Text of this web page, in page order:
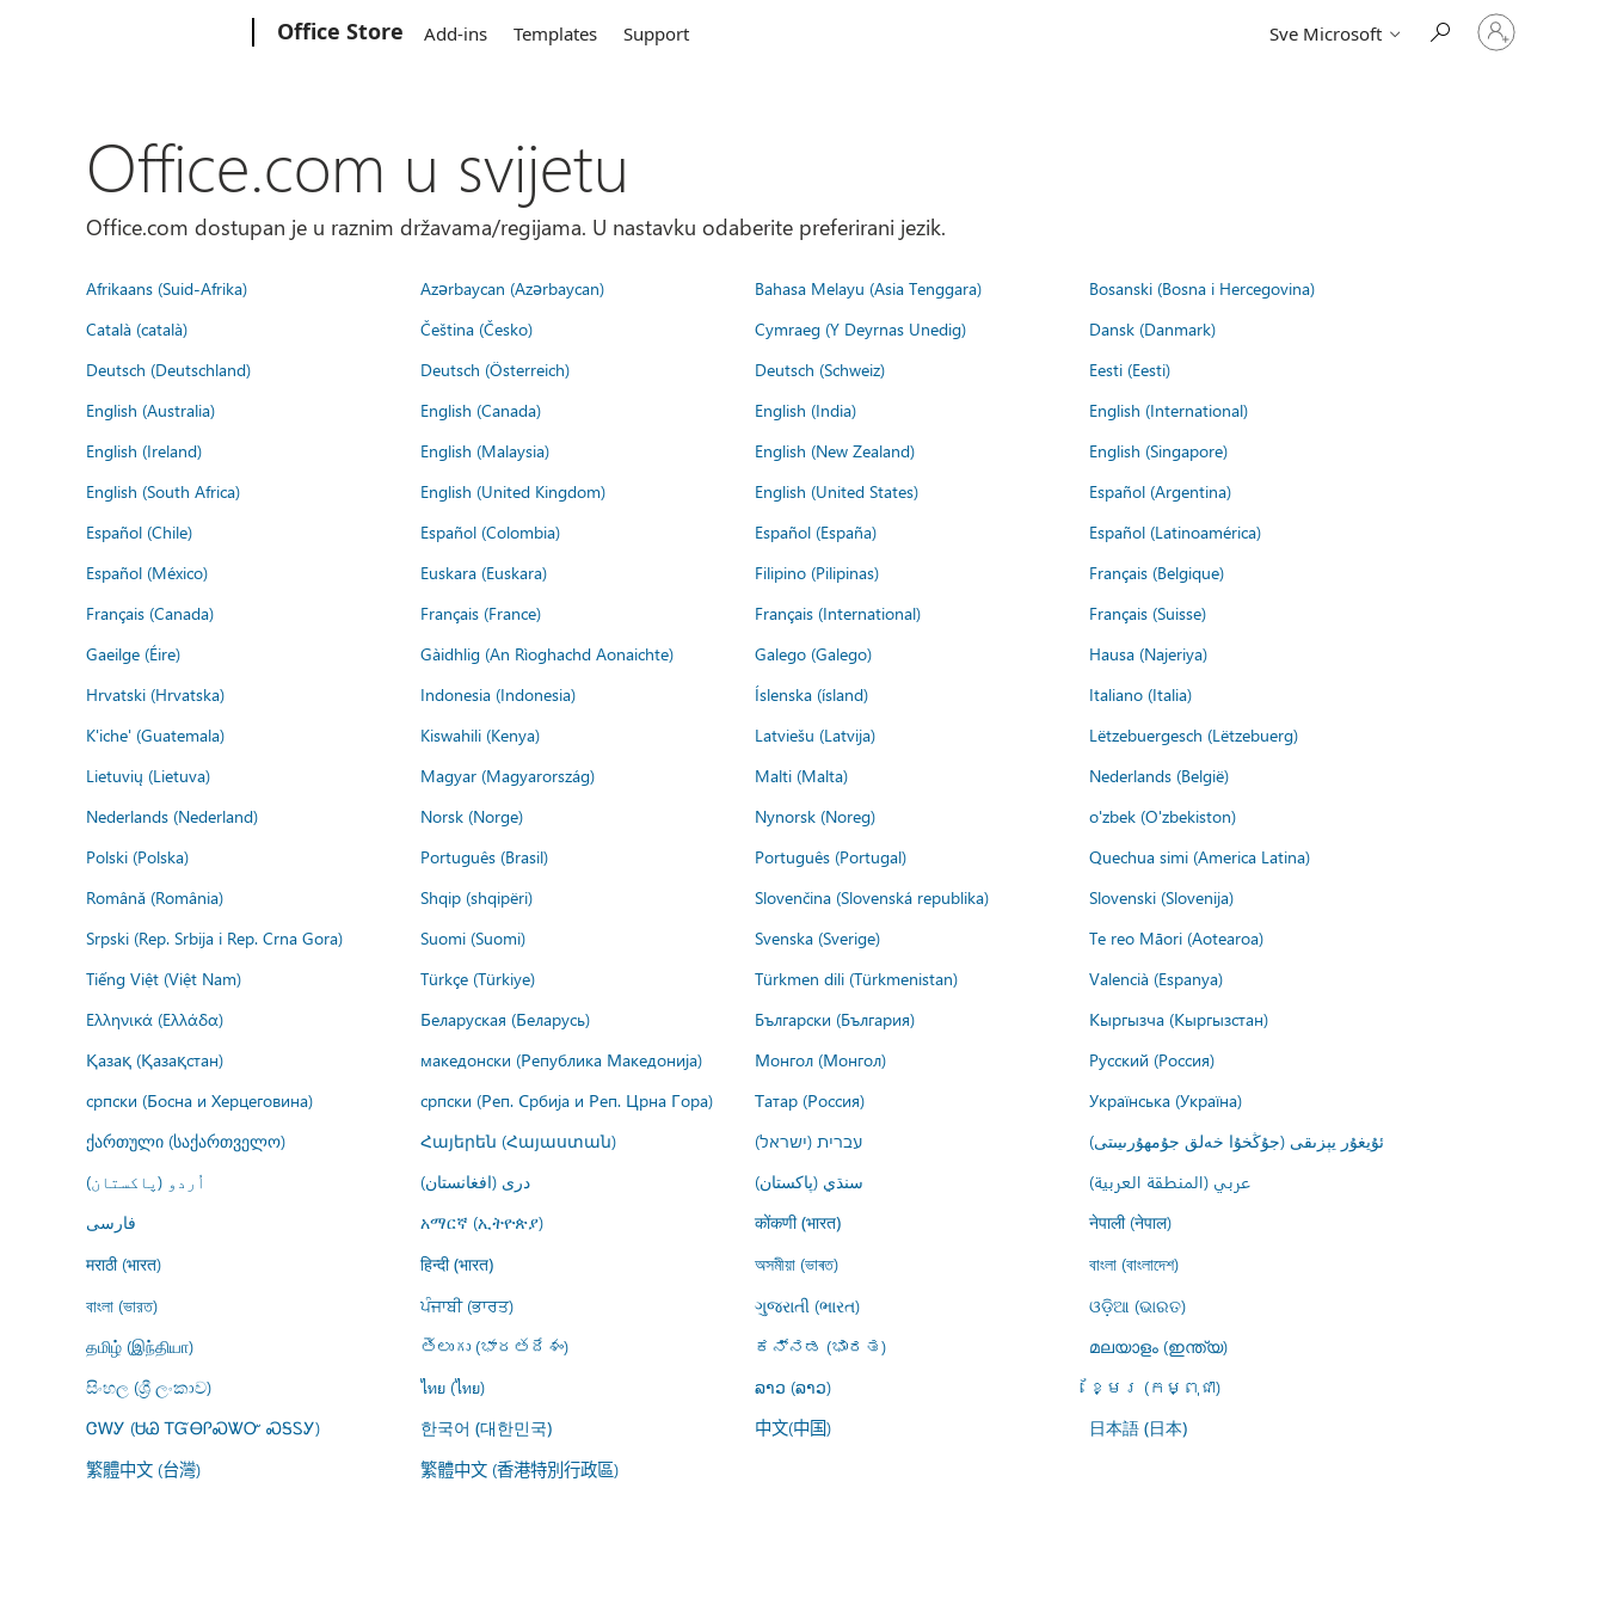
Office Store Add-ins Templates Support Sve Microsoft
Prijavite
se
Office.com u svijetu
Office.com dostupan je u raznim državama/regijama. U nastavku odaberite preferirani jezik.
Afrikaans (Suid-Afrika) Azərbaycan (Azərbaycan) Bahasa Melayu (Asia Tenggara)
Bosanski (Bosna i Hercegovina)
Català (català)
Čeština (Česko) Cymraeg (Y Deyrnas Unedig)
Dansk (Danmark)
Deutsch (Deutschland)
Deutsch (Österreich) Deutsch (Schweiz)
Eesti (Eesti)
English (Australia)
English (Canada) English (India)
English (International)
English (Ireland)
English (Malaysia) English (New Zealand)
English (Singapore)
English (South Africa)
English (United Kingdom) English (United States)
Español (Argentina)
Español (Chile)
Español (Colombia) Español (España)
Español (Latinoamérica)
Español (México)
Euskara (Euskara) Filipino (Pilipinas)
Français (Belgique)
Français (Canada)
Français (France) Français (International)
Français (Suisse)
Gaeilge (Éire)
Gàidhlig (An Rìoghachd Aonaichte) Galego (Galego)
Hausa (Najeriya)
Hrvatski (Hrvatska)
Indonesia (Indonesia) Íslenska (ísland)
Italiano (Italia)
K'iche' (Guatemala)
Kiswahili (Kenya) Latviešu (Latvija)
Lëtzebuergesch (Lëtzebuerg)
Lietuvių (Lietuva)
Magyar (Magyarország) Malti (Malta)
Nederlands (België)
Nederlands (Nederland)
Norsk (Norge) Nynorsk (Noreg)
o'zbek (O'zbekiston)
Polski (Polska)
Português (Brasil) Português (Portugal)
Quechua simi (America Latina)
Română (România)
Shqip (shqipëri) Slovenčina (Slovenská republika)
Slovenski (Slovenija)
Srpski (Rep. Srbija i Rep. Crna Gora)
Suomi (Suomi) Svenska (Sverige)
Te reo Māori (Aotearoa)
Tiếng Việt (Việt Nam)
Türkçe (Türkiye) Türkmen dili (Türkmenistan)
Valencià (Espanya)
Ελληνικά (Ελλάδα)
Беларуская (Беларусь) Български (България)
Кыргызча (Кыргызстан)
Қазақ (Қазақстан)
македонски (Република Македонија) Монгол (Монгол)
Русский (Россия)
српски (Босна и Херцеговина)
српски (Реп. Србија и Реп. Црна Гора) Татар (Россия)
Українська (Україна)
ქართული (საქართველო)
Հայերեն (Հայաստան) עברית (ישראל)
ئۇيغۇر يېزىقى (جۇڭخۇا خەلق جۇمھۇرىيىتى)
اُردو (پاکستان)
درى (افغانستان) سنڌي (پاکستان)
عربي (المنطقة العربية)
فارسى
አማርኛ (ኢትዮጵያ) कोंकणी (भारत)
नेपाली (नेपाल)
मराठी (भारत)
हिन्दी (भारत) অসমীয়া (ভাৰত)
বাংলা (বাংলাদেশ)
বাংলা (ভারত)
ਪੰਜਾਬੀ (ਭਾਰਤ) ગુજરાતી (ભારત)
ଓଡ଼ିଆ (ଭାରତ)
தமிழ் (இந்தியா)
తెలుగు (భారతదేశం) ಕನ್ನಡ (ಭಾರತ)
മലയാളം (ഇന്ത്യ)
සිංහල (ශ්‍රී ලංකාව)
ไทย (ไทย) ລາວ (ລາວ)
ខ្មែរ (កម្ពុជា)
ᏣᎳᎩ (ᏌᏊ ᎢᏳᎾᎵᏍᏔᏅ ᏍᎦᏚᎩ)
한국어 (대한민국) 中文(中国) 日本語 (日本)
繁體中文 (台灣) 繁體中文 (香港特別行政區)